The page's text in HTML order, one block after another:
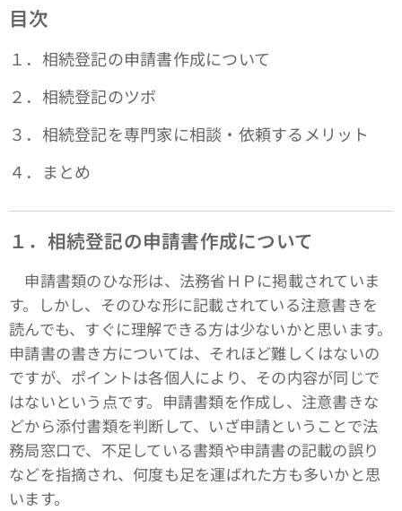
目次
１．相続登記の申請書作成について
２．相続登記のツボ
３．相続登記を専門家に相談・依頼するメリット
４．まとめ
１．相続登記の申請書作成について
申請書類のひな形は、法務省ＨＰに掲載されていま
す。しかし、そのひな形に記載されている注意書きを
読んでも、すぐに理解できる方は少ないかと思います。
申請書の書き方については、それほど難しくはないの
ですが、ポイントは各個人により、その内容が同じで
はないという点です。申請書類を作成し、注意書きな
どから添付書類を判断して、いざ申請ということで法
務局窓口で、不足している書類や申請書の記載の誤り
などを指摘され、何度も足を運ばれた方も多いかと思
います。